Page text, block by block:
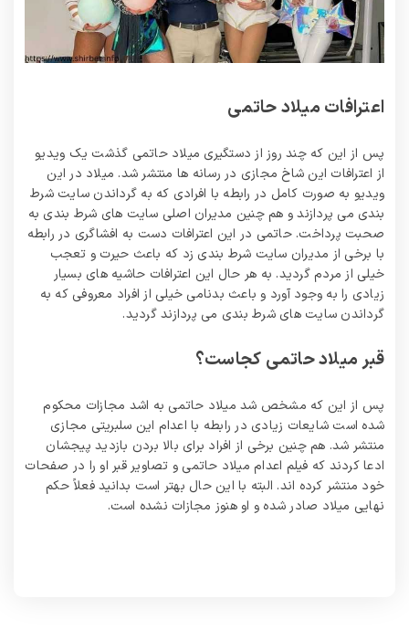
اعترافات میلاد حاتمی
پس از این که چند روز از دستگیری میلاد حاتمی گذشت یک ویدیو
از اعترافات این شاخ مجازی در رسانه ها منتشر شد. میلاد در این
ویدیو به صورت کامل در رابطه با افرادی که به گرداندن سایت شرط‌
بندی می‌ پردازند و هم چنین مدیران اصلی سایت‌ های شرط‌ بندی به
صحبت پرداخت. حاتمی در این اعترافات دست به افشاگری در رابطه
با برخی از مدیران سایت شرط بندی زد که باعث حیرت و تعجب
خیلی از مردم گردید. به هر حال این اعترافات حاشیه‌ های بسیار
زیادی را به وجود آورد و باعث بدنامی خیلی از افراد معروفی که به
گرداندن سایت های شرط بندی می پردازند گردید.
قبر میلاد حاتمی کجاست؟
پس از این که مشخص شد میلاد حاتمی به اشد مجازات محکوم
شده است شایعات زیادی در رابطه با اعدام این سلبریتی مجازی
منتشر شد. هم چنین برخی از افراد برای بالا بردن بازدید پیجشان
ادعا کردند که فیلم اعدام میلاد حاتمی و تصاویر قبر او را در صفحات
خود منتشر کرده اند. البته با این حال بهتر است بدانید فعلاً حکم
نهایی میلاد صادر شده و او هنوز مجازات نشده است.